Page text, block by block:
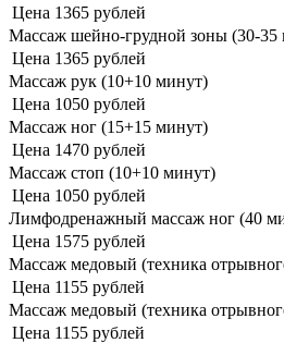
Цена 1365 рублей
Массаж шейно-грудной зоны (30-35
Цена 1365 рублей
Массаж рук (10+10 минут)
Цена 1050 рублей
Массаж ног (15+15 минут)
Цена 1470 рублей
Массаж стоп (10+10 минут)
Цена 1050 рублей
Лимфодренажный массаж ног (40
Цена 1575 рублей
Массаж медовый (техника
Цена 1155 рублей
Массаж медовый (техника
Цена 1155 рублей